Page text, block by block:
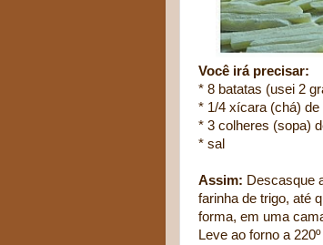
Você irá precisar:
* 8 batatas (usei 2
* 1/4 xícara (chá) de
* 3 colheres (sopa)
* sal
Assim: Descasque
farinha de trigo, até
forma, em uma
Leve ao forno a